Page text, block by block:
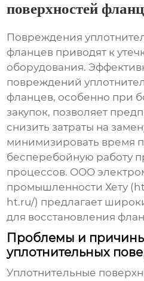
поверхностей
Повреждения
фланцев приводят к
оборудования.
повреждений
фланцев, особенно при
закупок, позволяет
снизить затраты на
минимизировать время
бесперебойную работу
процессов. ООО
промышленности Хету
ht.ru/) предлагает
для восстановления
Проблемы и
уплотнительных
Уплотнительные